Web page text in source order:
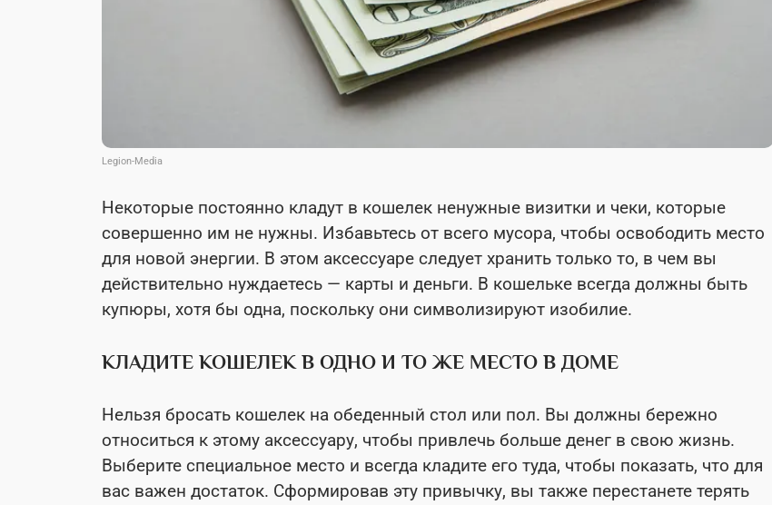
Legion-Media
Некоторые постоянно кладут в кошелек ненужные визитки и чеки, которые
совершенно им не нужны. Избавьтесь от всего мусора, чтобы освободить место
для новой энергии. В этом аксессуаре следует хранить только то, в чем вы
действительно нуждаетесь — карты и деньги. В кошельке всегда должны быть
купюры, хотя бы одна, поскольку они символизируют изобилие.
КЛАДИТЕ КОШЕЛЕК В ОДНО И ТО ЖЕ МЕСТО В ДОМЕ
Нельзя бросать кошелек на обеденный стол или пол. Вы должны бережно
относиться к этому аксессуару, чтобы привлечь больше денег в свою жизнь.
Выберите специальное место и всегда кладите его туда, чтобы показать, что для
вас важен достаток. Сформировав эту привычку, вы также перестанете терять